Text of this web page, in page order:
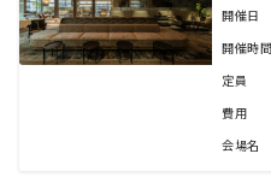
開催日
開催時間
定員
費用
会場名